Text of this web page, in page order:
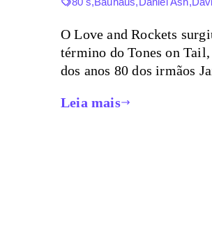
O Love and Rockets
término do Tones on
dos anos 80 dos irmãos
Leia mais